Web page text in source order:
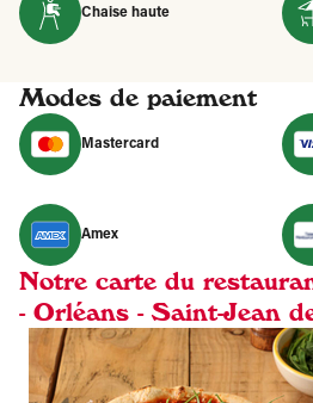
Chaise haute
Modes de paiement
Mastercard
Amex
Notre carte du
- Orléans - Saint-Jean